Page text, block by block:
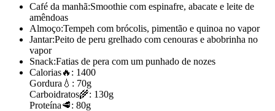
Café da manhã:Smoothie com espinafre, abacate e leite de
amêndoas
Almoço:Tempeh com brócolis, pimentão e quinoa no vapor
Jantar:Peito de peru grelhado com cenouras e abobrinha no
vapor
Snack:Fatias de pera com um punhado de nozes
Calorias🔥: 1400
Gordura 💧: 70g
Carboidratos🌾: 130g
Proteína🥩: 80g